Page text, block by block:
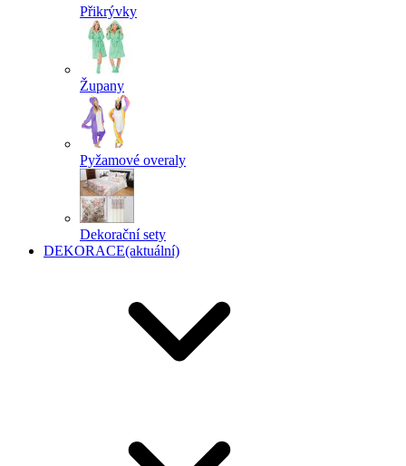
Přikrývky
Župany
Pyžamové overaly
Dekorační sety
DEKORACE(aktuální)